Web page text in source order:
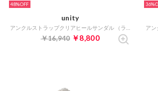
48%
unity
￥16,940 ￥8,800
36%